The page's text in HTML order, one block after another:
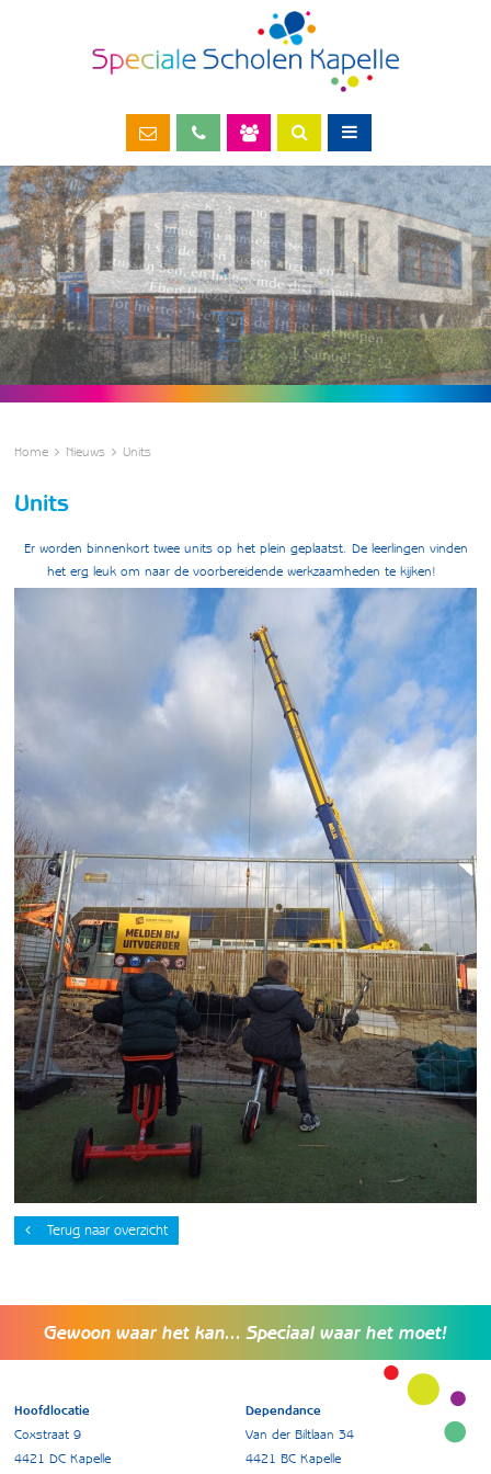
Home Nieuws Units
Units
Er worden binnenkort twee units op het plein geplaatst. De leerlingen vinden
het erg leuk om naar de voorbereidende werkzaamheden te kijken!
Terug naar overzicht
Gewoon waar het kan... Speciaal waar het moet!
Hoofdlocatie
Coxstraat 9
4421 DC Kapelle
Dependance
Van der Biltlaan 34
4421 BC Kapelle